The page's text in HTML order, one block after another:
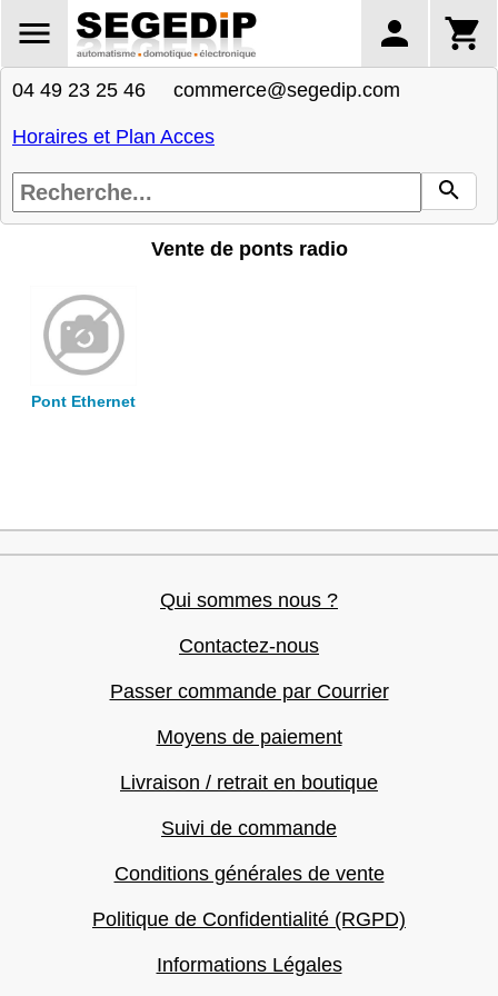
04 49 23 25 46 commerce@segedip.com
Horaires et Plan Acces
Vente de ponts radio
Pont Ethernet
Qui sommes nous ?
Contactez-nous
Passer commande par Courrier
Moyens de paiement
Livraison / retrait en boutique
Suivi de commande
Conditions générales de vente
Politique de Confidentialité (RGPD)
Informations Légales